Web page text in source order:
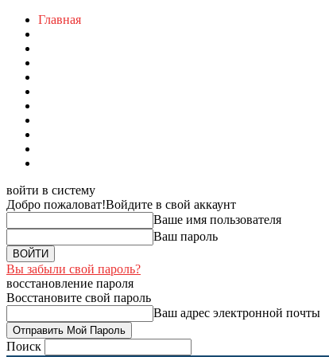
Главная
войти в систему
Добро пожаловат!Войдите в свой аккаунт
Ваше имя пользователя
Ваш пароль
Вы забыли свой пароль?
восстановление пароля
Восстановите свой пароль
Ваш адрес электронной почты
Поиск